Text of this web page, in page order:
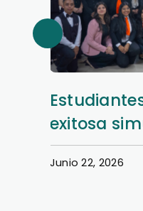
Así se
en la Filial
Junio 22, 2026